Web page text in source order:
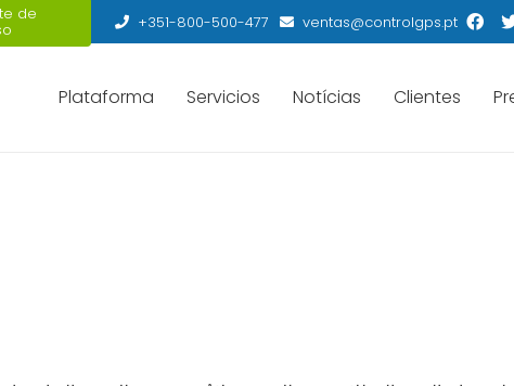
de +351-800-500-477 ventas@controlgps.pt
Plataforma Servicios Notícias Clientes